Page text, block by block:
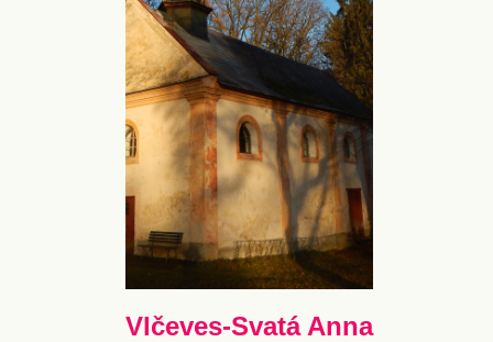
Vlčeves-Svatá Anna